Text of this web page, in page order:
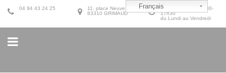
9h30-12h30 et 14h30-
17h30
du Lundi au Vendredi
11, place Neuve
83310 GRIMAUD
04 94 43 24 25 Français